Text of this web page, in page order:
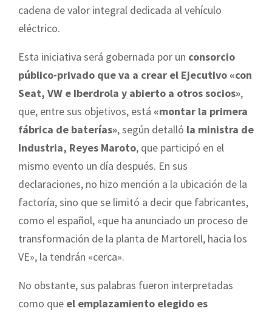
cadena de valor integral dedicada al vehículo
eléctrico.
Esta iniciativa será gobernada por un consorcio
público-privado que va a crear el Ejecutivo «con
Seat, VW e Iberdrola y abierto a otros socios»,
que, entre sus objetivos, está «montar la primera
fábrica de baterías», según detalló la ministra de
Industria, Reyes Maroto, que participó en el
mismo evento un día después. En sus
declaraciones, no hizo mención a la ubicación de la
factoría, sino que se limitó a decir que fabricantes,
como el español, «que ha anunciado un proceso de
transformación de la planta de Martorell, hacia los
VE», la tendrán «cerca».
No obstante, sus palabras fueron interpretadas
como que el emplazamiento elegido es